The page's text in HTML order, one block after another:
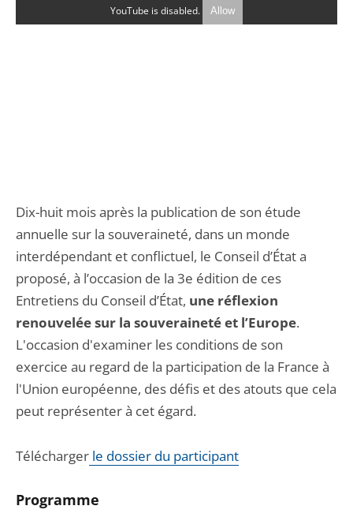
YouTube is disabled. Allow
Dix-huit mois après la publication de son étude
annuelle sur la souveraineté, dans un monde
interdépendant et conflictuel, le Conseil d’État a
proposé, à l’occasion de la 3e édition de ces
Entretiens du Conseil d’État, une réflexion
renouvelée sur la souveraineté et l’Europe.
L'occasion d'examiner les conditions de son
exercice au regard de la participation de la France à
l'Union européenne, des défis et des atouts que cela
peut représenter à cet égard.
Télécharger le dossier du participant
Programme